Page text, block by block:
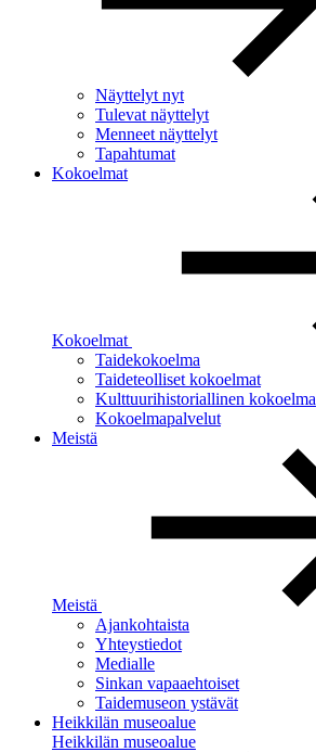
Näyttelyt nyt
Tulevat näyttelyt
Menneet näyttelyt
Tapahtumat
Kokoelmat
Kokoelmat
Taidekokoelma
Taideteolliset kokoelmat
Kulttuurihistoriallinen kokoelma
Kokoelmapalvelut
Meistä
Meistä
Ajankohtaista
Yhteystiedot
Medialle
Sinkan vapaaehtoiset
Taidemuseon ystävät
Heikkilän museoalue
Heikkilän museoalue